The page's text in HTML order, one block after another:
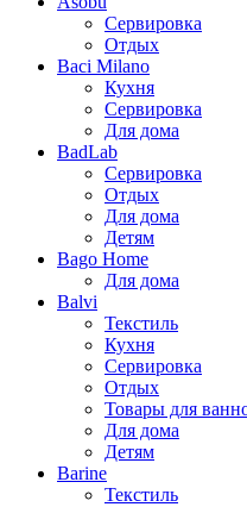
Сервировка
Отдых
Baci Milano
Кухня
Сервировка
Для дома
BadLab
Сервировка
Отдых
Для дома
Детям
Bago Home
Для дома
Balvi
Текстиль
Кухня
Сервировка
Отдых
Товары для
Для дома
Детям
Barine
Текстиль